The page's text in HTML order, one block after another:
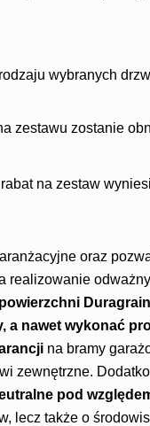
wybranych
zestawu zostanie
na zestaw
oraz
realizowanie
a nawet wykonać
na bramy
zewnętrzne.
pod
lecz także o